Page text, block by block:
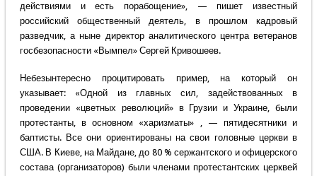
действиями и есть порабощение», — пишет известный
российский общественный деятель, в прошлом кадровый
разведчик, а ныне директор аналитического центра ветеранов
госбезопасности «Вымпел» Сергей Кривошеев.
Небезынтересно процитировать пример, на который он
указывает: «Одной из главных сил, задействованных в
проведении «цветных революций» в Грузии и Украине, были
протестанты, в основном «харизматы» , — пятидесятники и
баптисты. Все они ориентированы на свои головные церкви в
США. В Киеве, на Майдане, до 80 % сержантского и офицерского
состава (организаторов) были членами протестантских церквей